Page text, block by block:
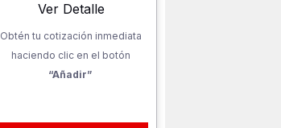
Ver Detalle
Obtén tu cotización inmediata
haciendo clic en el botón
“Añadir”